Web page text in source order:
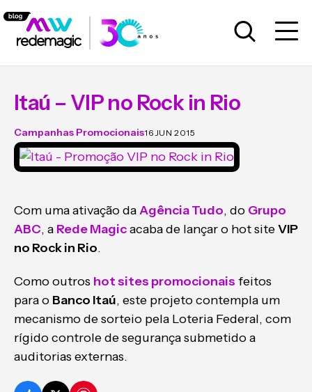
Itaú – VIP no Rock in Rio
Campanhas Promocionais16 JUN 2015
Com uma ativação daAgência Tudo, do Grupo
ABC, a Rede Magicacaba de lançar o hot siteVIP
no Rock in Rio.
Como outros hot sites promocionais feitos
para o Banco Itaú, este projeto contempla um
mecanismo de sorteio pela Loteria Federal, com
rígido controle de segurança submetido a
auditorias externas.